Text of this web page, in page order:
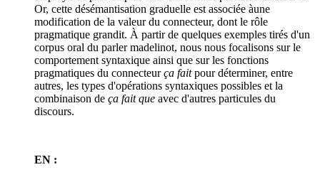
Or, cette désémantisation graduelle est associée àune
modification de la valeur du connecteur, dont le rôle
pragmatique grandit. À partir de quelques exemples tirés d'un
corpus oral du parler madelinot, nous nous focalisons sur le
comportement syntaxique ainsi que sur les fonctions
pragmatiques du connecteurça faitpour déterminer, entre
autres, les types d'opérations syntaxiques possibles et la
combinaison de ça fait que avec d'autres particules du
discours.
EN :